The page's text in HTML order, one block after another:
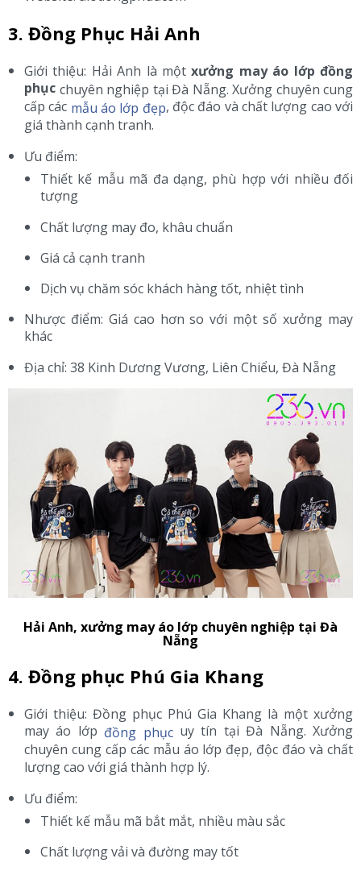
3. Đồng Phục Hải Anh
Giới thiệu: Hải Anh là mộtxưởng may áo lớp đồng
phục chuyên nghiệp tại Đà Nẵng. Xưởng chuyên cung
cấp các mẫu áo lớp đẹp, độc đáo và chất lượng cao với
giá thành cạnh tranh.
Ưu điểm:
Thiết kế mẫu mã đa dạng, phù hợp với nhiều đối
tượng
Chất lượng may đo, khâu chuẩn
Giá cả cạnh tranh
Dịch vụ chăm sóc khách hàng tốt, nhiệt tình
Nhược điểm: Giá cao hơn so với một số xưởng may
khác
Địa chỉ: 38 Kinh Dương Vương, Liên Chiểu, Đà Nẵng
Hải Anh, xưởng may áo lớp chuyên nghiệp tại Đà
Nẵng
4. Đồng phục Phú Gia Khang
Giới thiệu: Đồng phục Phú Gia Khang là một xưởng
may áo lớp đồng phụcuy tín tại Đà Nẵng. Xưởng
chuyên cung cấp các mẫu áo lớp đẹp, độc đáo và chất
lượng cao với giá thành hợp lý.
Ưu điểm:
Thiết kế mẫu mã bắt mắt, nhiều màu sắc
Chất lượng vải và đường may tốt